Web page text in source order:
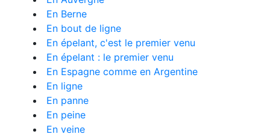
En Berne
En bout de ligne
En épelant, c'est le premier venu
En épelant : le premier venu
En Espagne comme en Argentine
En ligne
En panne
En peine
En veine